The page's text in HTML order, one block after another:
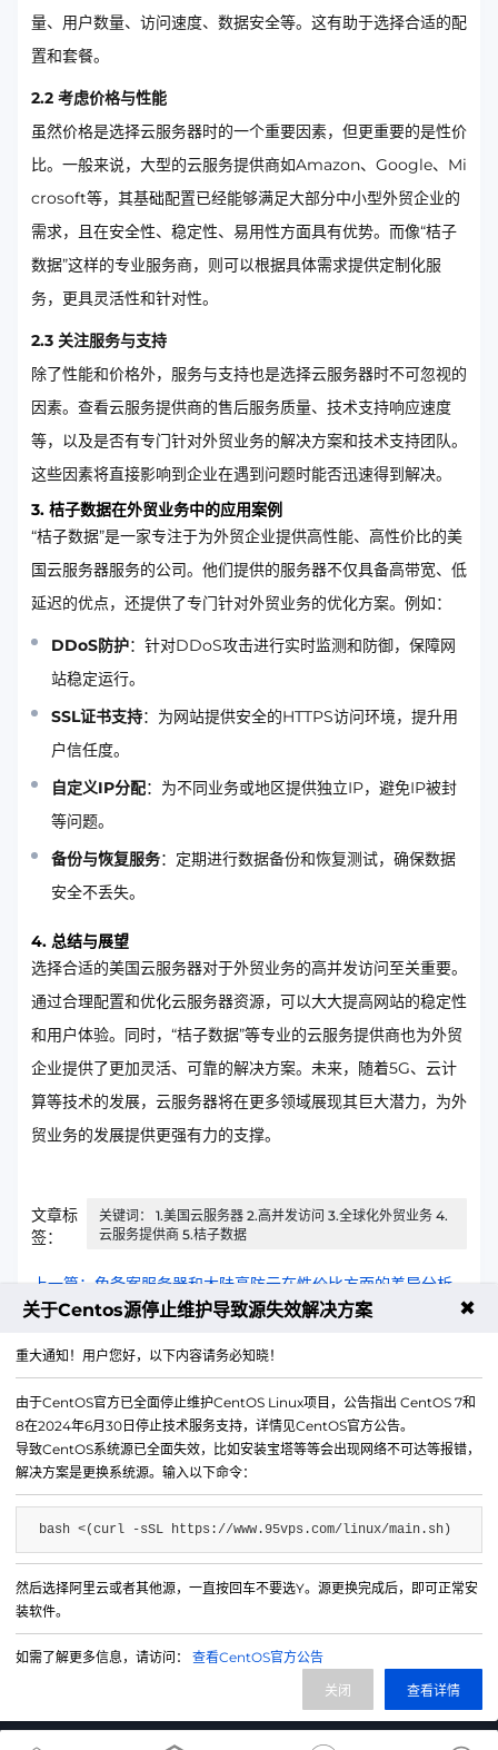
量、用户数量、访问速度、数据安全等。这有助于选择合适的配
置和套餐。
2.2 考虑价格与性能
虽然价格是选择云服务器时的一个重要因素，但更重要的是性价
比。一般来说，大型的云服务提供商如Amazon、Google、Mi
crosoft等，其基础配置已经能够满足大部分中小型外贸企业的
需求，且在安全性、稳定性、易用性方面具有优势。而像“桔子
数据”这样的专业服务商，则可以根据具体需求提供定制化服
务，更具灵活性和针对性。
2.3 关注服务与支持
除了性能和价格外，服务与支持也是选择云服务器时不可忽视的
因素。查看云服务提供商的售后服务质量、技术支持响应速度
等，以及是否有专门针对外贸业务的解决方案和技术支持团队。
这些因素将直接影响到企业在遇到问题时能否迅速得到解决。
3. 桔子数据在外贸业务中的应用案例
“桔子数据”是一家专注于为外贸企业提供高性能、高性价比的美
国云服务器服务的公司。他们提供的服务器不仅具备高带宽、低
延迟的优点，还提供了专门针对外贸业务的优化方案。例如：
DDoS防护：针对DDoS攻击进行实时监测和防御，保障网
站稳定运行。
SSL证书支持：为网站提供安全的HTTPS访问环境，提升用
户信任度。
自定义IP分配：为不同业务或地区提供独立IP，避免IP被封
等问题。
备份与恢复服务：定期进行数据备份和恢复测试，确保数据
安全不丢失。
4. 总结与展望
选择合适的美国云服务器对于外贸业务的高并发访问至关重要。
通过合理配置和优化云服务器资源，可以大大提高网站的稳定性
和用户体验。同时，“桔子数据”等专业的云服务提供商也为外贸
企业提供了更加灵活、可靠的解决方案。未来，随着5G、云计
算等技术的发展，云服务器将在更多领域展现其巨大潜力，为外
贸业务的发展提供更强有力的支撑。
文章标
签：
关键词： 1.美国云服务器 2.高并发访问 3.全球化外贸业务 4.
云服务提供商 5.桔子数据
上一篇：免备案服务器和大陆高防云在性价比方面的差异分析
微信公众号
IDC/ISP证号 B1-20214840
关于Centos源停止维护导致源失效解决方案 ✖
重大通知！用户您好，以下内容请务必知晓！
由于CentOS官方已全面停止维护CentOS Linux项目，公告指出 CentOS 7和
8在2024年6月30日停止技术服务支持，详情见CentOS官方公告。
导致CentOS系统源已全面失效，比如安装宝塔等等会出现网络不可达等报错，
解决方案是更换系统源。输入以下命令：
bash <(curl -sSL https://www.95vps.com/linux/main.sh)
然后选择阿里云或者其他源，一直按回车不要选Y。源更换完成后，即可正常安
装软件。
如需了解更多信息，请访问： 查看CentOS官方公告
查看详情
关闭